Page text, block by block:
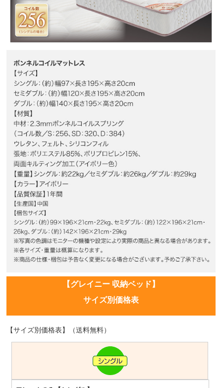
【グレイニー 収納ベッド】
サイズ別価格表
【サイズ別価格表】（送料無料）